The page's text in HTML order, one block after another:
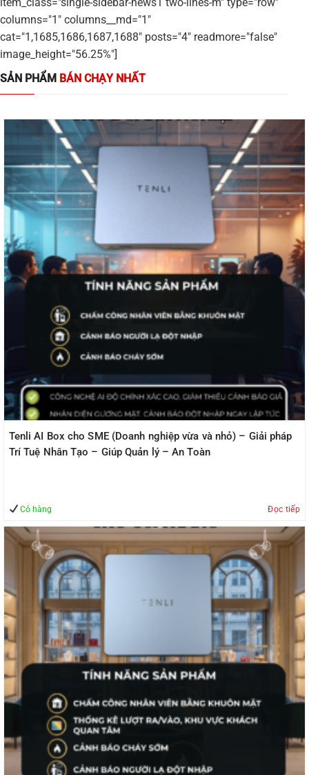
columns="1" columns__md="1"
cat="1,1685,1686,1687,1688" posts="4" readmore="false"
image_height="56.25%"]
SẢN PHẨM BÁN CHẠY NHẤT
Tenli AI Box cho SME (Doanh nghiệp vừa và nhỏ) – Giải pháp
Trí Tuệ Nhân Tạo – Giúp Quản lý – An Toàn
Có hàng Đọc tiếp